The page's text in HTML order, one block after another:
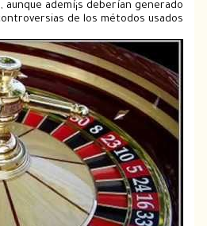
las iniciativas, aunque ademí¡s deberían
controversias de los